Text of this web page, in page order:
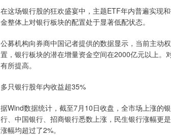
在这场银行股的狂欢盛宴中，主题ETF年内普遍实现
金整体上对银行板块的配置处于显著低配状态。
公募机构向券商中国记者提供的数据显示，当前主动
置，银行板块的潜在增量资金空间在2000亿元以上
有所提高。
多只银行股年内收益超35%
据Wind数据统计，截至7月10日收盘，全市场上涨的
行、中国银行、招商银行悉数上涨，民生银行涨幅更
涨幅均超过了2%。